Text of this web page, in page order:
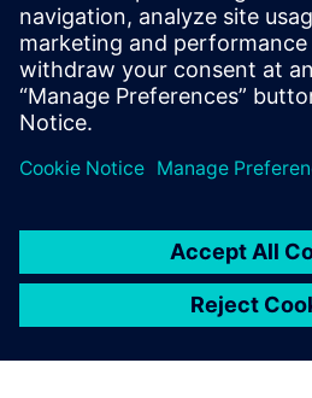
Telefon: +41 848 822 844
industry.ch@siemens.com